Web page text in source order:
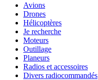
Avions
Drones
Hélicoptères
Je recherche
Moteurs
Outillage
Planeurs
Radios et accessoires
Divers radiocommandés